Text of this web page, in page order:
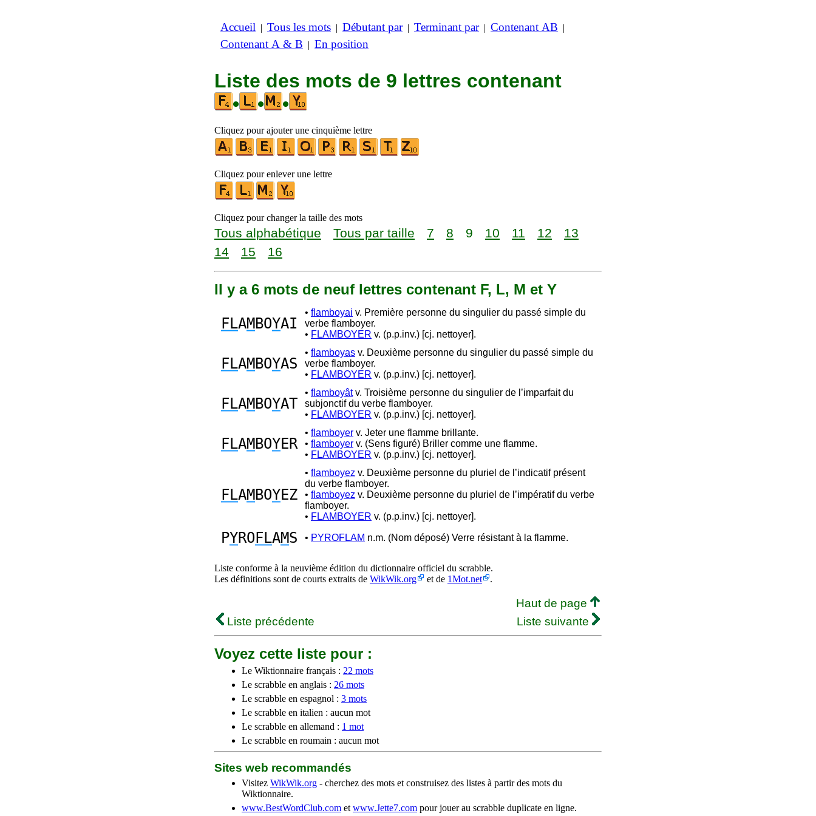
Accueil | Tous les mots | Débutant par| Terminant par| Contenant AB |
Contenant A & B | En position
Liste des mots de 9 lettres contenant
•
• •
Cliquez pour ajouter une cinquième lettre
Cliquez pour enlever une lettre
Cliquez pour changer la taille des mots
Tous alphabétique Tous par taille 7 8 9 10 11 12
13
14
15 16
Il y a 6 mots de neuf lettres contenant F, L, M et Y
FLAM BOYAI
• flamboyai v. Première personne du singulier du passé simple du
verbe flamboyer.
• FLAMBOYER v. (p.p.inv.) [cj. nettoyer].
FLAM BOYAS
• flamboyas v. Deuxième personne du singulier du passé simple du
verbe flamboyer.
• FLAMBOYER v. (p.p.inv.) [cj. nettoyer].
FLAM BOYAT
• flamboyâtv. Troisième personne du singulier de l’imparfait du
subjonctif du verbe flamboyer.
• FLAMBOYER v. (p.p.inv.) [cj. nettoyer].
FLAM BOYER
• flamboyer v. Jeter une flamme brillante.
• flamboyer v. (Sens figuré) Briller comme une flamme.
• FLAMBOYER v. (p.p.inv.) [cj. nettoyer].
FLAM BOYEZ
• flamboyez v. Deuxième personne du pluriel de l’indicatif présent
du verbe flamboyer.
• flamboyez v. Deuxième personne du pluriel de l’impératif du verbe
flamboyer.
• FLAMBOYER v. (p.p.inv.) [cj. nettoyer].
PYRO FLAMS • PYROFLAM n.m. (Nom déposé) Verre résistant à la flamme.
Liste conforme à la neuvième édition du dictionnaire officiel du scrabble.
Les définitions sont de courts extraits de WikWik.org et de 1Mot.net .
Haut de page
Liste précédente
Liste suivante
Voyez cette liste pour :
Le Wiktionnaire français : 22 mots
Le scrabble en anglais : 26 mots
Le scrabble en espagnol : 3 mots
Le scrabble en italien : aucun mot
Le scrabble en allemand : 1 mot
Le scrabble en roumain : aucun mot
Sites web recommandés
Visitez WikWik.org - cherchez des mots et construisez des listes à partir des mots du
Wiktionnaire.
www.BestWordClub.com et www.Jette7.com pour jouer au scrabble duplicate en ligne.